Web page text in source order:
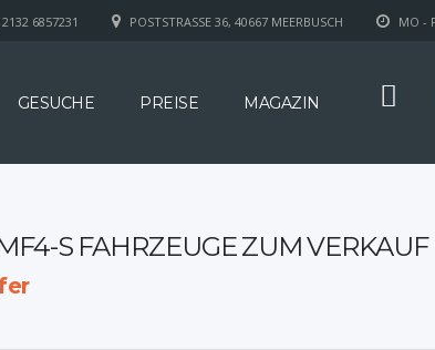
MO -
POSTSTRASSE 36, 40667 MEERBUSCH
6857231
GESUCHE PREISE MAGAZIN
S FAHRZEUGE ZUM VERKAUF